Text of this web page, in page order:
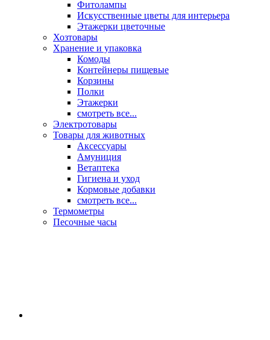
Фитолампы
Искусственные цветы для интерьера
Этажерки цветочные
Хозтовары
Хранение и упаковка
Комоды
Контейнеры пищевые
Корзины
Полки
Этажерки
смотреть все...
Электротовары
Товары для животных
Аксессуары
Амуниция
Ветаптека
Гигиена и уход
Кормовые добавки
смотреть все...
Термометры
Песочные часы